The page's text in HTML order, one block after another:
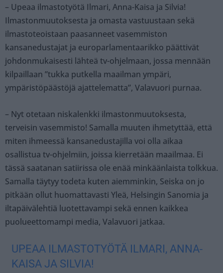
– Upeaa ilmastotyötä Ilmari, Anna-Kaisa ja Silvia!
Ilmastonmuutoksesta ja omasta vastuustaan sekä
ilmastoteoistaan paasanneet vasemmiston
kansanedustajat ja europarlamentaarikko päättivät
johdonmukaisesti lähteä tv-ohjelmaan, jossa mennään
kilpaillaan ”tukka putkella maailman ympäri,
ympäristöpäästöjä ajattelematta”, Valavuori purnaa.
– Nyt otetaan niskalenkki ilmastonmuutoksesta,
terveisin vasemmisto! Samalla muuten ihmetyttää, että
miten ihmeessä kansanedustajilla voi olla aikaa
osallistua tv-ohjelmiin, joissa kierretään maailmaa. Ei
tässä saatanan satiirissa ole enää minkäänlaista tolkkua.
Samalla täytyy todeta kuten aiemminkin, Seiska on jo
pitkään ollut huomattavasti Yleä, Helsingin Sanomia ja
iltapäivälehtiä luotettavampi sekä ennen kaikkea
puolueettomampi media, Valavuori jatkaa.
UPEAA ILMASTOTYÖTÄ ILMARI, ANNA-
KAISA JA SILVIA!